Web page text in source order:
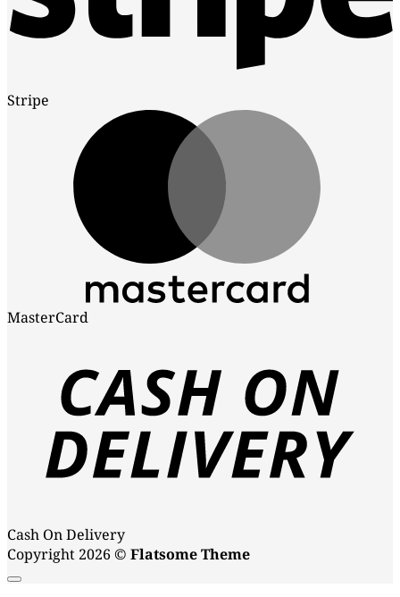
Stripe
MasterCard
Cash On Delivery
Copyright 2026 © Flatsome Theme